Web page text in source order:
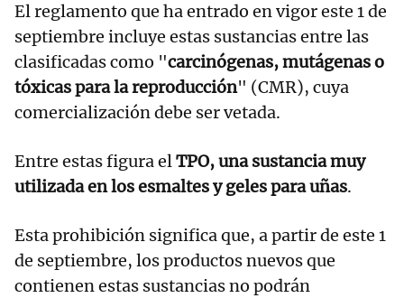
El reglamento que ha entrado en vigor este 1 de
septiembre incluye estas sustancias entre las
clasificadas como "carcinógenas, mutágenas o
tóxicas para la reproducción" (CMR), cuya
comercialización debe ser vetada.
Entre estas figura elTPO, una sustancia muy
utilizada en los esmaltes y geles para uñas.
Esta prohibición significa que, a partir de este 1
de septiembre, los productos nuevos que
contienen estas sustancias no podrán